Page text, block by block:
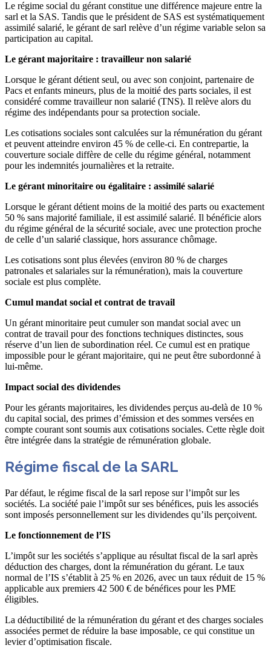
Le régime social du gérant constitue une différence majeure entre la
sarl et la SAS. Tandis que le président de SAS est systématiquement
assimilé salarié, le gérant de sarl relève d’un régime variable selon sa
participation au capital.
Le gérant majoritaire : travailleur non salarié
Lorsque le gérant détient seul, ou avec son conjoint, partenaire de
Pacs et enfants mineurs, plus de la moitié des parts sociales, il est
considéré comme travailleur non salarié (TNS). Il relève alors du
régime des indépendants pour sa protection sociale.
Les cotisations sociales sont calculées sur la rémunération du gérant
et peuvent atteindre environ 45 % de celle-ci. En contrepartie, la
couverture sociale diffère de celle du régime général, notamment
pour les indemnités journalières et la retraite.
Le gérant minoritaire ou égalitaire : assimilé salarié
Lorsque le gérant détient moins de la moitié des parts ou exactement
50 % sans majorité familiale, il est assimilé salarié. Il bénéficie alors
du régime général de la sécurité sociale, avec une protection proche
de celle d’un salarié classique, hors assurance chômage.
Les cotisations sont plus élevées (environ 80 % de charges
patronales et salariales sur la rémunération), mais la couverture
sociale est plus complète.
Cumul mandat social et contrat de travail
Un gérant minoritaire peut cumuler son mandat social avec un
contrat de travail pour des fonctions techniques distinctes, sous
réserve d’un lien de subordination réel. Ce cumul est en pratique
impossible pour le gérant majoritaire, qui ne peut être subordonné à
lui-même.
Impact social des dividendes
Pour les gérants majoritaires, les dividendes perçus au-delà de 10 %
du capital social, des primes d’émission et des sommes versées en
compte courant sont soumis aux cotisations sociales. Cette règle doit
être intégrée dans la stratégie de rémunération globale.
Régime fiscal de la SARL
Par défaut, le régime fiscal de la sarl repose sur l’impôt sur les
sociétés. La société paie l’impôt sur ses bénéfices, puis les associés
sont imposés personnellement sur les dividendes qu’ils perçoivent.
Le fonctionnement de l’IS
L’impôt sur les sociétés s’applique au résultat fiscal de la sarl après
déduction des charges, dont la rémunération du gérant. Le taux
normal de l’IS s’établit à 25 % en 2026, avec un taux réduit de 15 %
applicable aux premiers 42 500 € de bénéfices pour les PME
éligibles.
La déductibilité de la rémunération du gérant et des charges sociales
associées permet de réduire la base imposable, ce qui constitue un
levier d’optimisation fiscale.